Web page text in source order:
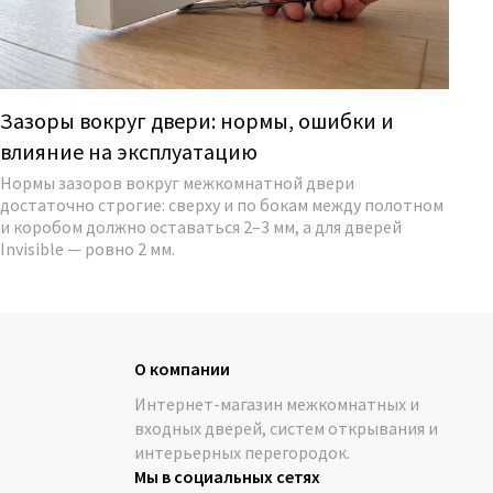
Зазоры вокруг двери: нормы, ошибки и
влияние на эксплуатацию
Нормы зазоров вокруг межкомнатной двери
достаточно строгие: сверху и по бокам между полотном
и коробом должно оставаться 2–3 мм, а для дверей
Invisible — ровно 2 мм.
О компании
Интернет-магазин межкомнатных и
входных дверей, систем открывания и
интерьерных перегородок.
Мы в социальных сетях